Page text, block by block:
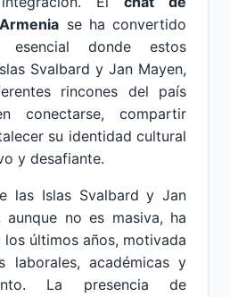
se ha convertido
donde estos
Svalbard y Jan Mayen,
rincones del país
conectarse, compartir
su identidad cultural
y desafiante.
las Islas Svalbard y Jan
aunque no es masiva, ha
últimos años, motivada
laborales, académicas y
La presencia de